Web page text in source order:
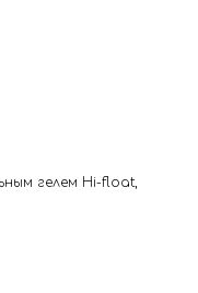
гелем Hi-float,